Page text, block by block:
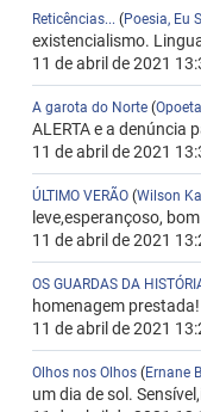
Reticências... (Poesia, Eu
existencialismo.
11 de abril de 2021
A garota do Norte (
ALERTA e a denúncia
11 de abril de 2021
ÚLTIMO VERÃO (Wilson
leve,esperançoso,
11 de abril de 2021
OS GUARDAS DA
homenagem
11 de abril de 2021
Olhos nos Olhos (Ernane
um dia de sol.